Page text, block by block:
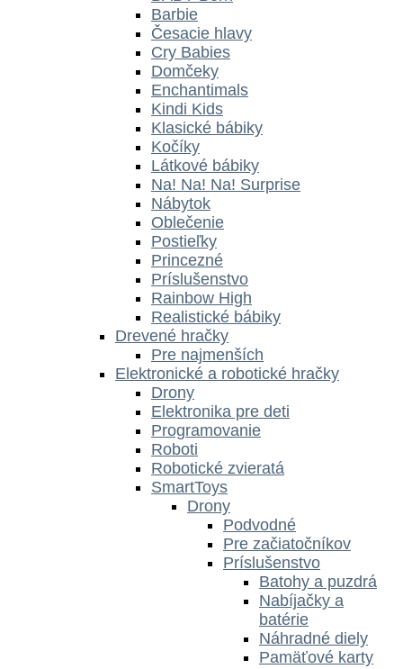
Barbie
Česacie hlavy
Cry Babies
Domčeky
Enchantimals
Kindi Kids
Klasické bábiky
Kočíky
Látkové bábiky
Na! Na! Na! Surprise
Nábytok
Oblečenie
Postieľky
Princezné
Príslušenstvo
Rainbow High
Realistické bábiky
Drevené hračky
Pre najmenších
Elektronické a robotické hračky
Drony
Elektronika pre deti
Programovanie
Roboti
Robotické zvieratá
SmartToys
Drony
Podvodné
Pre začiatočníkov
Príslušenstvo
Batohy a puzdrá
Nabíjačky a
batérie
Náhradné diely
Pamäťové karty